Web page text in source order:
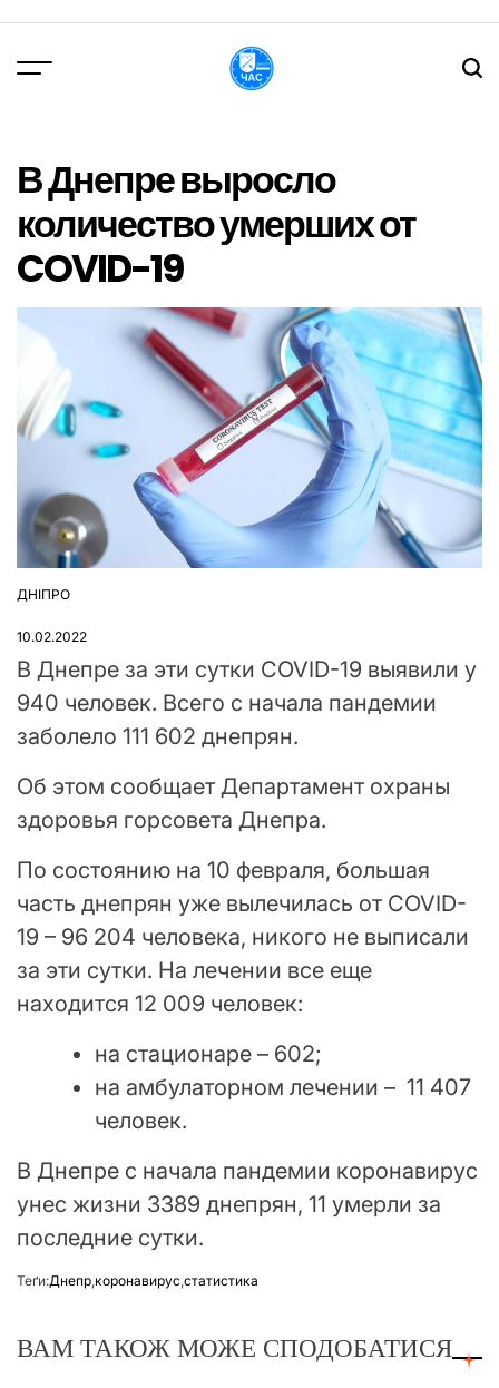
вмісту
В Днепре выросло
количество умерших от
COVID-19
ОПУБЛІКУВАТИ
ДНІПРО
10.02.2022
В Днепре за эти сутки COVID-19 выявили у
940 человек. Всего с начала пандемии
заболело 111 602 днепрян.
Об этом сообщает Департамент охраны
здоровья горсовета Днепра.
По состоянию на 10 февраля, большая
часть днепрян уже вылечилась от COVID-
19 – 96 204 человека, никого не выписали
за эти сутки. На лечении все еще
находится 12 009 человек:
на стационаре – 602;
на амбулаторном лечении – 11 407
человек.
В Днепре с начала пандемии коронавирус
унес жизни 3389 днепрян, 11 умерли за
последние сутки.
Теґи:Днепр,коронавирус,статистика
ВАМ ТАКОЖ МОЖЕ СПОДОБАТИСЯ